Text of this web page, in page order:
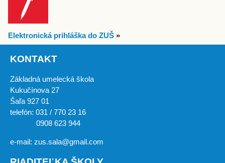
Elektronická prihláška do ZUŠ »
KONTAKT
Základná umelecká škola
Kukučínova 27
Šaľa 927 01
telefón: 031 / 770 23 16
0908 623 944
e-mail: zus.sala@gmail.com